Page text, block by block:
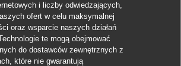
i liczby odwiedzających,
ofert w celu maksymalnej
oraz wsparcie naszych działań
te mogą obejmować
do dostawców zewnętrznych z
które nie gwarantują